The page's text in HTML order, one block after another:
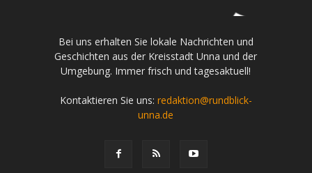
Bei uns erhalten Sie lokale Nachrichten und
Geschichten aus der Kreisstadt Unna und der
Umgebung. Immer frisch und tagesaktuell!
Kontaktieren Sie uns: redaktion@rundblick-
unna.de